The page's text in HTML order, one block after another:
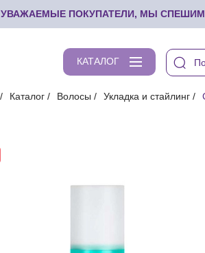
УВАЖАЕМЫЕ ПОКУПАТЕЛИ, МЫ СПЕШИМ
КАТАЛОГ
Каталог Волосы Укладка и стайлинг